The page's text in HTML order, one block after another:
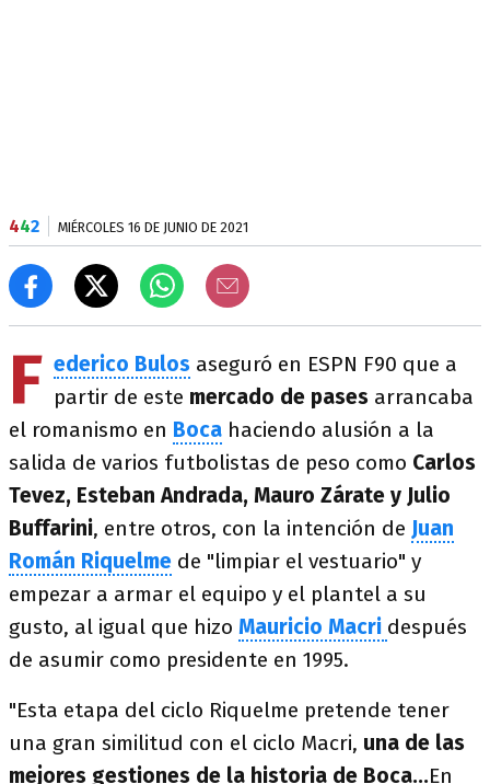
442 MIÉRCOLES 16 DE JUNIO DE 2021
F ederico Bulos aseguró en ESPN F90 que a
partir de este mercado de pases arrancaba
el romanismo en Boca haciendo alusión a la
salida de varios futbolistas de peso como Carlos
Tevez, Esteban Andrada, Mauro Zárate y Julio
Buffarini, entre otros, con la intención de Juan
Román Riquelme de "limpiar el vestuario" y
empezar a armar el equipo y el plantel a su
gusto, al igual que hizo Mauricio Macri después
de asumir como presidente en 1995.
"Esta etapa del ciclo Riquelme pretende tener
una gran similitud con el ciclo Macri, una de las
mejores gestiones de la historia de Boca...En